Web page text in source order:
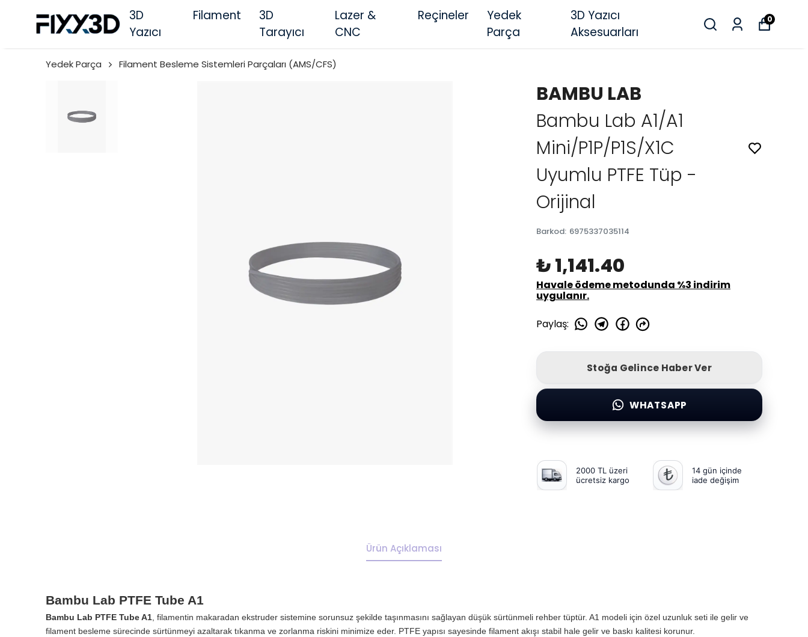
3D
Yazıcı
Filament
3D
Tarayıcı
Lazer &
CNC
Reçineler
Yedek
Parça
3D Yazıcı
Aksesuarları
0
Yedek Parça Filament Besleme Sistemleri Parçaları (AMS/CFS)
BAMBU LAB
Bambu Lab A1/A1
Mini/P1P/P1S/X1C
Uyumlu PTFE Tüp -
Orijinal
Barkod: 6975337035114
₺ 1,141.40
Havale ödeme metodunda %3 indirim
uygulanır.
Paylaş:
Stoğa Gelince Haber Ver
WHATSAPP
2000 TL üzeri
ücretsiz kargo
14 gün içinde
iade değişim
Ürün Açıklaması
Bambu Lab PTFE Tube A1
Bambu Lab PTFE Tube A1 , filamentin makaradan ekstruder sistemine sorunsuz şekilde taşınmasını sağlayan düşük sürtünmeli rehber tüptür. A1 modeli için özel uzunluk seti ile gelir ve
filament besleme sürecinde sürtünmeyi azaltarak tıkanma ve zorlanma riskini minimize eder. PTFE yapısı sayesinde filament akışı stabil hale gelir ve baskı kalitesi korunur.